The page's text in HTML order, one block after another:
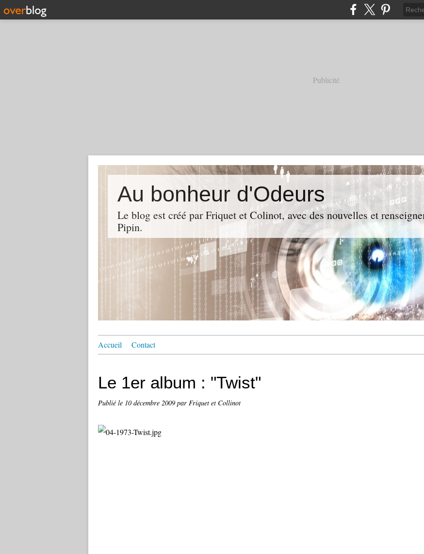
Publicité
Au bonheur d'Odeurs
Le blog est créé par Friquet et Colinot, avec des nouvelles et
Pipin.
Accueil Contact
Le 1er album : "Twist"
Publié le 10 décembre 2009 par Friquet et Collinot